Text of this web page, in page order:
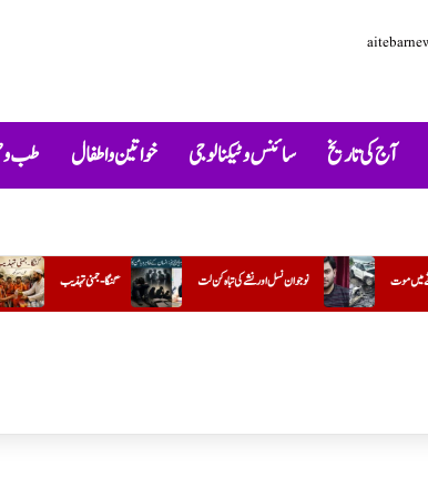
آج کی تاریخ سائنس و ٹیکنالوجی خواتین و اطفال طب
کتاب "گلستانِ عادل” گنگا-جمنی تہذیب نوجوان نسل اور نشے کی تباہ کن لت